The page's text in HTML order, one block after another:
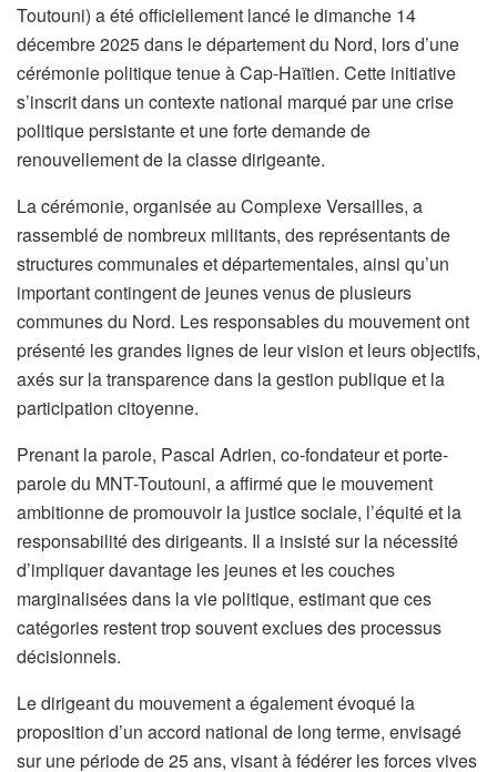
Toutouni) a été officiellement lancé le dimanche 14
décembre 2025 dans le département du Nord, lors d’une
cérémonie politique tenue à Cap-Haïtien. Cette initiative
s’inscrit dans un contexte national marqué par une crise
politique persistante et une forte demande de
renouvellement de la classe dirigeante.
La cérémonie, organisée au Complexe Versailles, a
rassemblé de nombreux militants, des représentants de
structures communales et départementales, ainsi qu’un
important contingent de jeunes venus de plusieurs
communes du Nord. Les responsables du mouvement ont
présenté les grandes lignes de leur vision et leurs objectifs,
axés sur la transparence dans la gestion publique et la
participation citoyenne.
Prenant la parole, Pascal Adrien, co-fondateur et porte-
parole du MNT-Toutouni, a affirmé que le mouvement
ambitionne de promouvoir la justice sociale, l’équité et la
responsabilité des dirigeants. Il a insisté sur la nécessité
d’impliquer davantage les jeunes et les couches
marginalisées dans la vie politique, estimant que ces
catégories restent trop souvent exclues des processus
décisionnels.
Le dirigeant du mouvement a également évoqué la
proposition d’un accord national de long terme, envisagé
sur une période de 25 ans, visant à fédérer les forces vives